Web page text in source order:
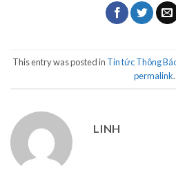
This entry was posted in Tin tức Thông
permalink.
LINH